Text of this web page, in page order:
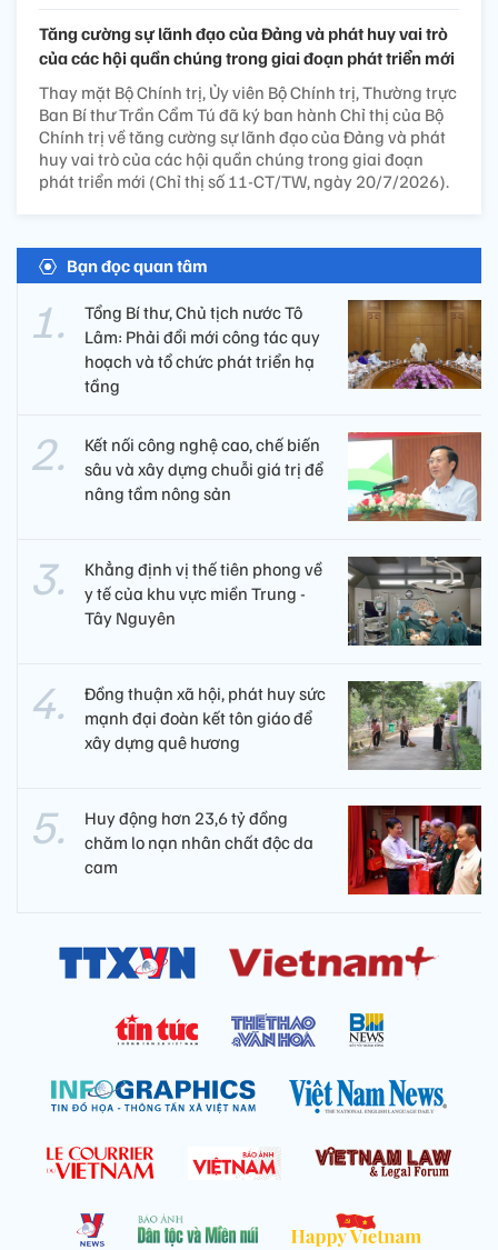
Tăng cường sự lãnh đạo của Đảng và phát huy vai trò
của các hội quần chúng trong giai đoạn phát triển mới
Thay mặt Bộ Chính trị, Ủy viên Bộ Chính trị, Thường trực
Ban Bí thư Trần Cẩm Tú đã ký ban hành Chỉ thị của Bộ
Chính trị về tăng cường sự lãnh đạo của Đảng và phát
huy vai trò của các hội quần chúng trong giai đoạn
phát triển mới (Chỉ thị số 11-CT/TW, ngày 20/7/2026).
Bạn đọc quan tâm
Tổng Bí thư, Chủ tịch nước Tô
Lâm: Phải đổi mới công tác quy
hoạch và tổ chức phát triển hạ
tầng
Kết nối công nghệ cao, chế biến
sâu và xây dựng chuỗi giá trị để
nâng tầm nông sản
Khẳng định vị thế tiên phong về
y tế của khu vực miền Trung -
Tây Nguyên ​
Đồng thuận xã hội, phát huy sức
mạnh đại đoàn kết tôn giáo để
xây dựng quê hương
Huy động hơn 23,6 tỷ đồng
chăm lo nạn nhân chất độc da
cam